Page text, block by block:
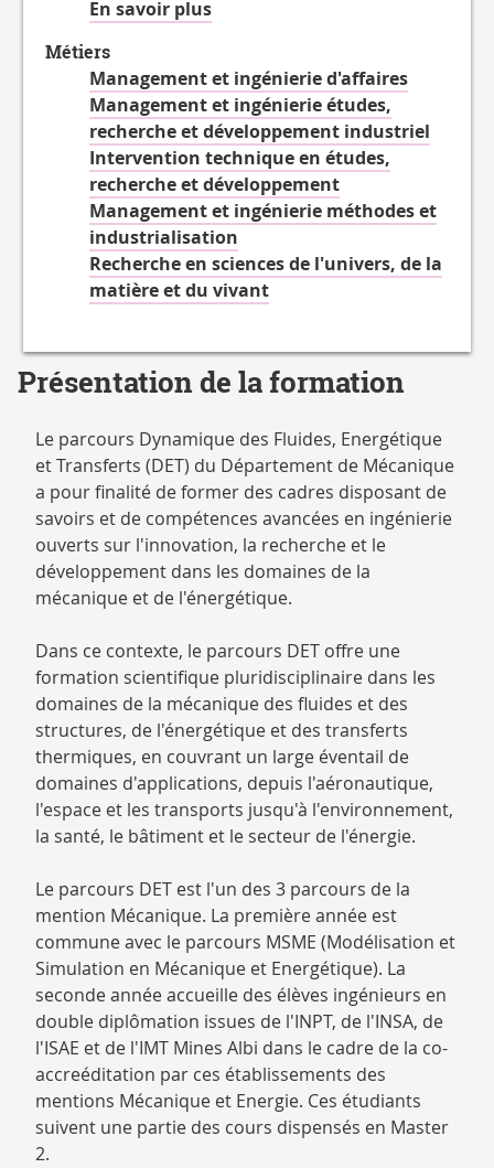
En savoir plusà
Projet(s)
tutoré(s)
Métiers
Management et ingénierie d'affaires
Management et ingénierie études,
recherche et développement industriel
Intervention technique en études,
recherche et développement
Management et ingénierie méthodes et
industrialisation
Recherche en sciences de l'univers, de la
matière et du vivant
Présentation de la formation
Le parcours Dynamique des Fluides, Energétique
et Transferts (DET) du Département de Mécanique
a pour finalité de former des cadres disposant de
savoirs et de compétences avancées en ingénierie
ouverts sur l'innovation, la recherche et le
développement dans les domaines de la
mécanique et de l'énergétique.
Dans ce contexte, le parcours DET offre une
formation scientifique pluridisciplinaire dans les
domaines de la mécanique des fluides et des
structures, de l'énergétique et des transferts
thermiques, en couvrant un large éventail de
domaines d'applications, depuis l'aéronautique,
l'espace et les transports jusqu'à l'environnement,
la santé, le bâtiment et le secteur de l'énergie.
Le parcours DET est l'un des 3 parcours de la
mention Mécanique. La première année est
commune avec le parcours MSME (Modélisation et
Simulation en Mécanique et Energétique). La
seconde année accueille des élèves ingénieurs en
double diplômation issues de l'INPT, de l'INSA, de
l'ISAE et de l'IMT Mines Albi dans le cadre de la co-
accreéditation par ces établissements des
mentions Mécanique et Energie. Ces étudiants
suivent une partie des cours dispensés en Master
2.